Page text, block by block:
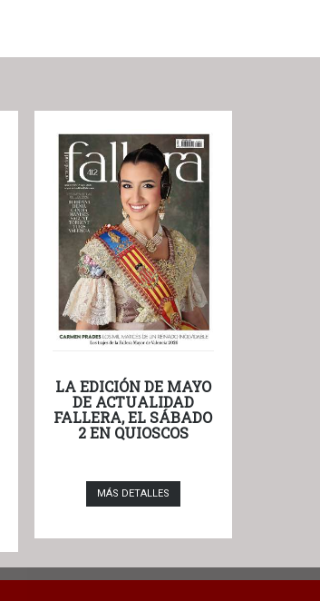
LA EDICIÓN DE MAYO
DE ACTUALIDAD
FALLERA, EL SÁBADO
2 EN QUIOSCOS
MÁS DETALLES